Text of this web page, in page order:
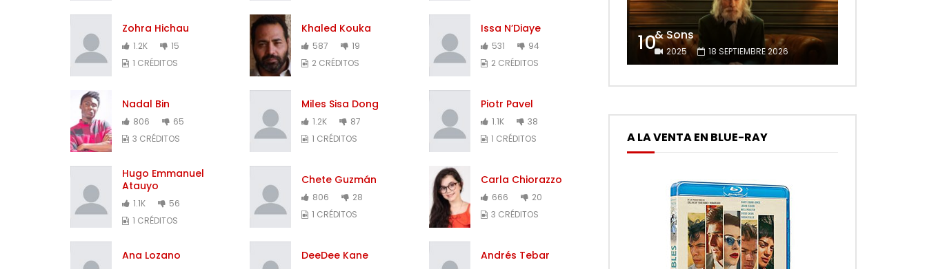
Zohra Hichau
1.2K
15
1 CRÉDITOS
Khaled Kouka
587
19
2 CRÉDITOS
Issa N’Diaye
531
94
2 CRÉDITOS
Nadal Bin
806
65
3 CRÉDITOS
Miles Sisa Dong
1.2K
87
1 CRÉDITOS
Piotr Pavel
1.1K
38
1 CRÉDITOS
Hugo Emmanuel
Atauyo
1.1K
56
1 CRÉDITOS
Chete Guzmán
806
28
1 CRÉDITOS
Carla Chiorazzo
666
20
3 CRÉDITOS
Ana Lozano DeeDee Kane Andrés Tebar
10& Sons
2025 18 SEPTIEMBRE 2026
A LA VENTA EN BLUE-RAY